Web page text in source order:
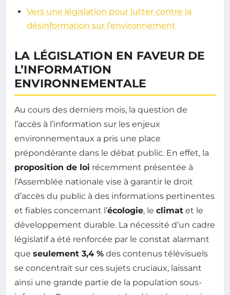
Vers une législation pour lutter contre la
désinformation sur l’environnement
LA LÉGISLATION EN FAVEUR DE
L’INFORMATION
ENVIRONNEMENTALE
Au cours des derniers mois, la question de
l’accès à l’information sur les enjeux
environnementaux a pris une place
prépondérante dans le débat public. En effet, la
proposition de loi récemment présentée à
l’Assemblée nationale vise à garantir le droit
d’accès du public à des informations pertinentes
et fiables concernant l’écologie, le climat et le
développement durable. La nécessité d’un cadre
législatif a été renforcée par le constat alarmant
que seulement 3,4 % des contenus télévisuels
se concentrait sur ces sujets cruciaux, laissant
ainsi une grande partie de la population sous-